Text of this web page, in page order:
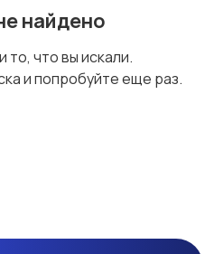
фаркопы
найдено
то, что вы искали.
и попробуйте еще раз.